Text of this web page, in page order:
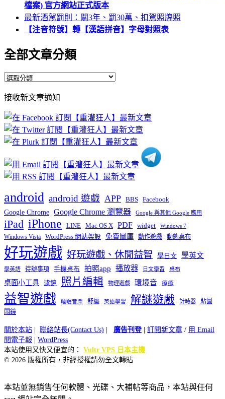
檔案) 官方網站正式版本
最新酒駕罰則：關3年、罰30萬、扣駕照牌照
【注音符號】轉【漢語拼音】字母對照表
全部文章分類
全
文
章
分
類
接收新文章通知
android android 遊戲 APP BBS Facebook
Google Chrome Google Chrome 瀏覽器 Google 與其他 Google 應用
iPad iPhone LINE Mac OS X PDF widget Windows 7
Windows Vista WordPress 網站架設 免費圖庫 動作遊戲 動態桌布
好玩遊戲 好玩遊戲、休閒益智 學日文 學英文
學英語 待辦事項 手機桌布 拍照app 播放器 日文學習 桌布
桌面小工具 濾鏡 照片編輯 物理遊戲 環境音 療癒
益智遊戲 睡眠音樂 舒壓 英語學習 解謎遊戲 計時器
貼圖
鬧鐘
關於本站 聯絡站長(Contact Us) 廣告刊登| 訂閱新文章 / 用 Email
閱電子報
WordPress
本站使用又快又便宜的： Vultr VPS 日本主機
© 2026 版權所有，非經授權請勿全文轉貼
本站並無銷售任何軟體、光碟、大補帖等商品，本站與任何